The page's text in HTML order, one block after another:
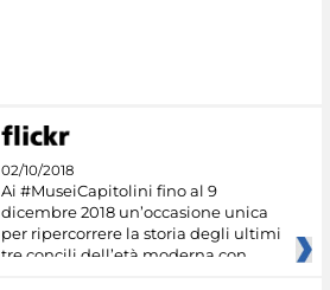
02/10/2018
Ai #MuseiCapitolini fino al 9
dicembre 2018 un’occasione unica
per ripercorrere la storia degli ultimi
tre concili dell’età moderna con